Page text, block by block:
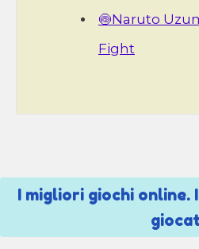
🍥Naruto
Fight
I migliori giochi online.